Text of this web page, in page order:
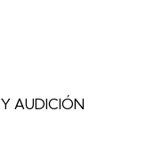
AUDICIÓN